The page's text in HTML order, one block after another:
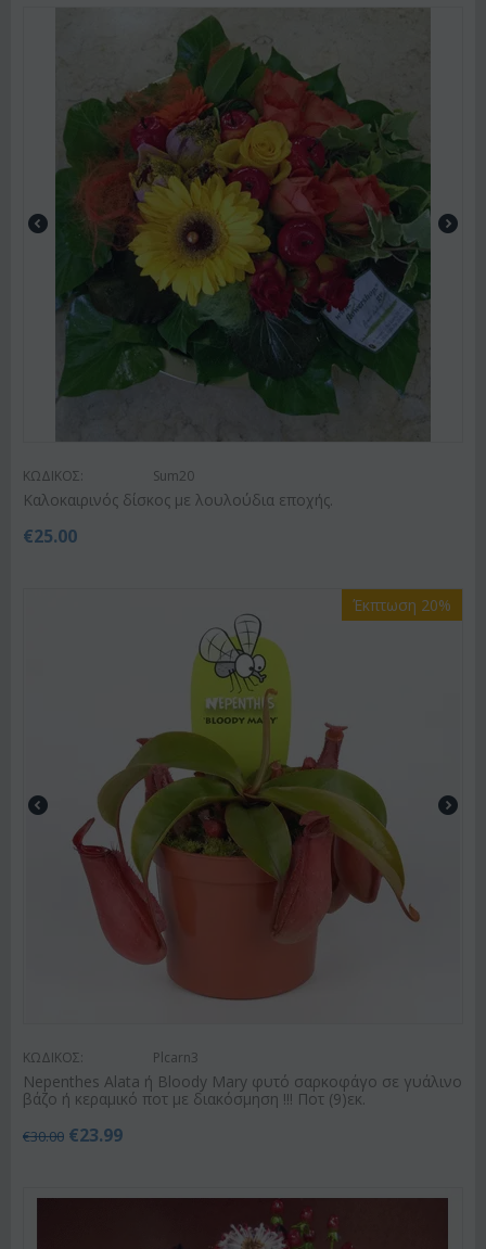
ΚΩΔΙΚΟΣ: Sum20
Kαλοκαιρινός δίσκος με λουλούδια εποχής.
€25.00
Έκπτωση 20%
ΚΩΔΙΚΟΣ: Plcarn3
Nepenthes Alata ή Bloody Mary φυτό σαρκοφάγο σε γυάλινο
βάζο ή κεραμικό ποτ με διακόσμηση !!! Ποτ (9)εκ.
€30.00 €23.99